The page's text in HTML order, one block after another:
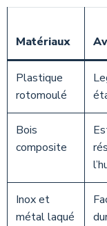
Matériaux
Plastique
rotomoulé
Bois
composite
Inox et
métal laqué